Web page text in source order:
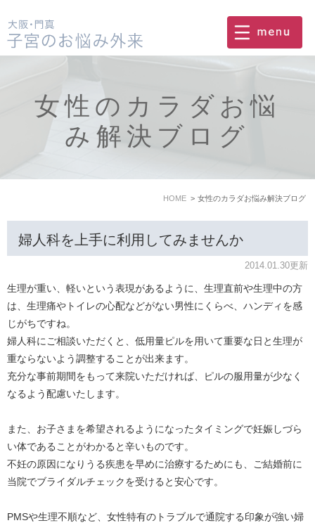
女性のカラダお悩
み解決ブログ
HOME 女性のカラダお悩み解決ブログ
婦人科を上手に利用してみませんか
2014.01.30更新
生理が重い、軽いという表現があるように、生理直前や生理中の方
は、生理痛やトイレの心配などがない男性にくらべ、ハンディを感
じがちですね。
婦人科にご相談いただくと、低用量ピルを用いて重要な日と生理が
重ならないよう調整することが出来ます。
充分な事前期間をもって来院いただければ、ピルの服用量が少なく
なるよう配慮いたします。
また、お子さまを希望されるようになったタイミングで妊娠しづら
い体であることがわかると辛いものです。
不妊の原因になりうる疾患を早めに治療するためにも、ご結婚前に
当院でブライダルチェックを受けると安心です。
PMSや生理不順など、女性特有のトラブルで通院する印象が強い婦